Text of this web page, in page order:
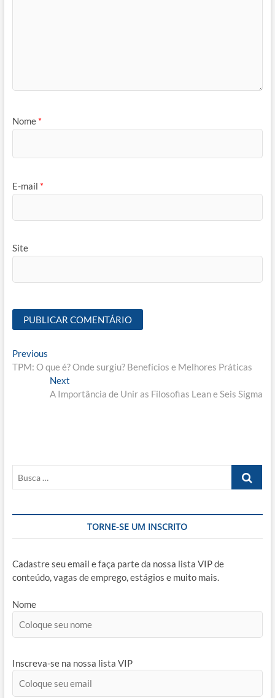
Nome *
E-mail *
Site
Navegação
de
PreviousPrevious
post:
TPM: O que é? Onde surgiu? Benefícios e Melhores Práticas
Next
post:
A Importância de Unir as Filosofias Lean e Seis Sigma
Busca
TORNE-SE UM INSCRITO
Cadastre seu email e faça parte da nossa lista VIP de
conteúdo, vagas de emprego, estágios e muito mais.
Nome
Inscreva-se na nossa lista VIP